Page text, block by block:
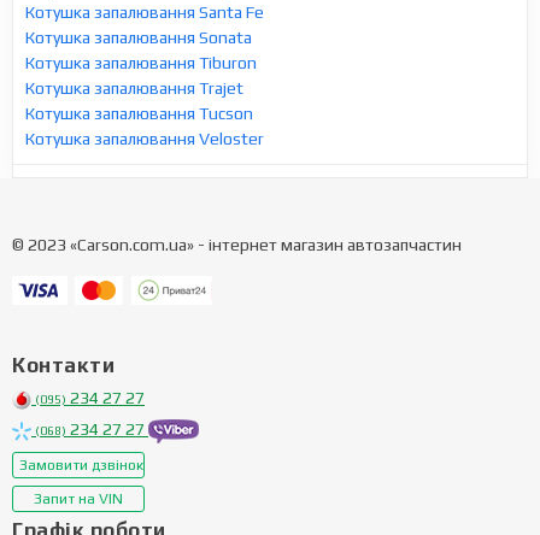
Котушка запалювання Santa Fe
Котушка запалювання Sonata
Котушка запалювання Tiburon
Котушка запалювання Trajet
Котушка запалювання Tucson
Котушка запалювання Veloster
© 2023 «Carson.com.ua» - інтернет магазин автозапчастин
Контакти
(095) 234 27 27
(068) 234 27 27
Замовити дзвінок
Запит на VIN
Графік роботи